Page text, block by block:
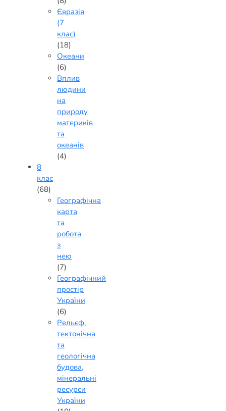
Євразія
(7
клас)
(18)
Океани
(6)
Вплив
людини
на
природу
материків
та
океанів
(4)
8
клас
(68)
Географічна
карта
та
робота
з
нею
(7)
Географічний
простір
України
(6)
Рельєф,
тектонічна
та
геологічна
будова,
мінеральні
ресурси
України